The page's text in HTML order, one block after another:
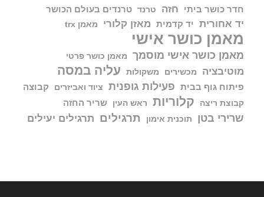
חדר כושר ביתי חזה טרנד טרנדים בעולם הכושר
יד אחורית יד קדמית מאזן קלורי מאמן trx
מאמן כושר אישי
מאמן כושר אישי מוסמך מאמן כושר פרטי
מוטיבציה מכשירים משקולות עליה במסה
פיתוח גוף בבית פעילות גופנית ציוד ואביזרים קבוצה
קבוצת ריצה קלוריות ראש העין שריר החזה
שרירי בטן תוכנית אימון תרגילים תרגילים יעילים